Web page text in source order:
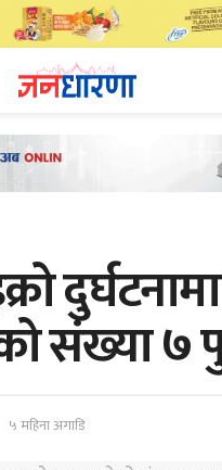
संख्या ७
५ महिना अगाडि